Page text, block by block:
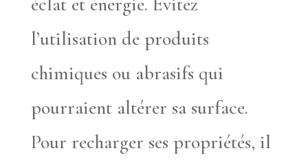
l’utilisation de produits
chimiques ou abrasifs qui
pourraient altérer sa surface.
Pour recharger ses propriétés, il